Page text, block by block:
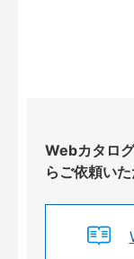
Webカタロ
らご依頼いた